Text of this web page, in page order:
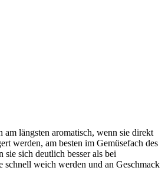
am längsten aromatisch, wenn sie direkt
werden, am besten im Gemüsefach des
sich deutlich besser als bei
schnell weich werden und an Geschmack